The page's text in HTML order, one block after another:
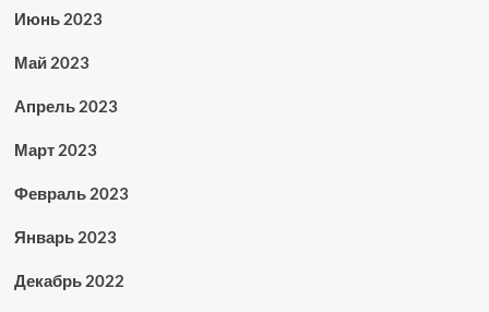
Июнь 2023
Май 2023
Апрель 2023
Март 2023
Февраль 2023
Январь 2023
Декабрь 2022